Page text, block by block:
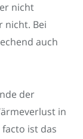
nicht
nicht. Bei
auch
der
in
ist das